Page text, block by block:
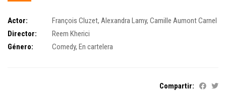
Actor: François Cluzet, Alexandra Lamy, Camille Aumont Carnel
Director:
Reem Kherici
Género:
Comedy, En cartelera
Compartir: